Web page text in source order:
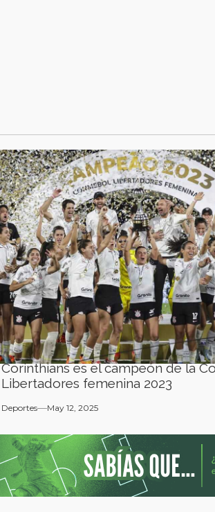
Corinthians es el campeón de la
Libertadores femenina 2023
Deportes May 12, 2025